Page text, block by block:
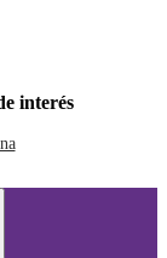
interés